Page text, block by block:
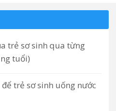
trẻ sơ sinh qua từng
tuổi)
trẻ sơ sinh uống nước